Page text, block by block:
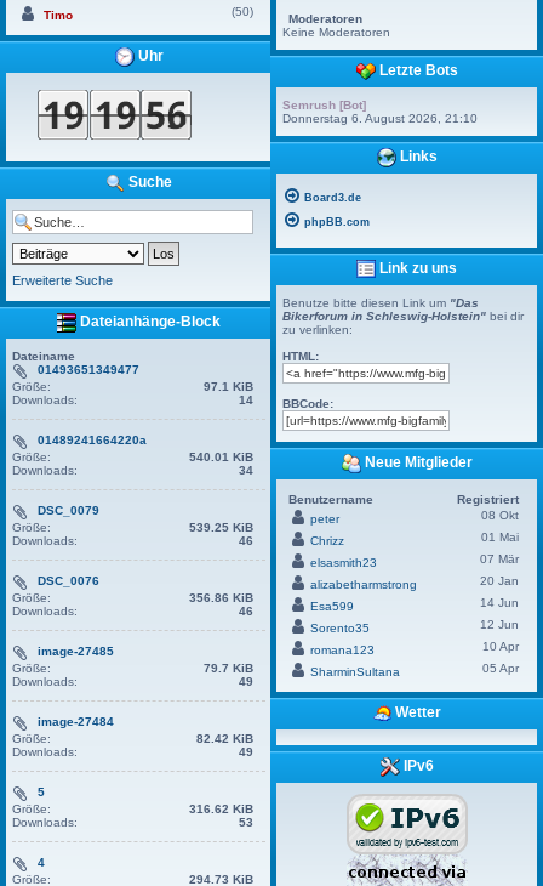
Timo
(50)
Uhr
Suche
Erweiterte Suche
Dateianhänge-Block
Dateiname
01493651349477
Größe:
97.1 KiB
Downloads:
14
01489241664220a
Größe:
540.01 KiB
Downloads:
34
DSC_0079
Größe:
539.25 KiB
Downloads:
46
DSC_0076
Größe:
356.86 KiB
Downloads:
46
image-27485
Größe:
79.7 KiB
Downloads:
49
image-27484
Größe:
82.42 KiB
Downloads:
49
5
Größe:
316.62 KiB
Downloads:
53
4
Größe:
294.73 KiB
Moderatoren
Keine Moderatoren
Letzte Bots
Semrush [Bot]
Donnerstag 6. August 2026, 21:10
Links
Board3.de
phpBB.com
Link zu uns
Benutze bitte diesen Link um "Das
Bikerforum in Schleswig-Holstein" bei dir
zu verlinken:
HTML:
BBCode:
Neue Mitglieder
Benutzername
Registriert
peter
08 Okt
Chrizz
01 Mai
elsasmith23
07 Mär
alizabetharmstrong
20 Jan
Esa599
14 Jun
Sorento35
12 Jun
romana123
10 Apr
SharminSultana
05 Apr
Wetter
IPv6